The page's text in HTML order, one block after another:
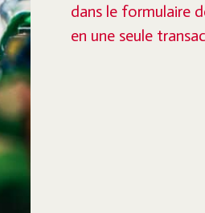
dans le formulaire
en une seule